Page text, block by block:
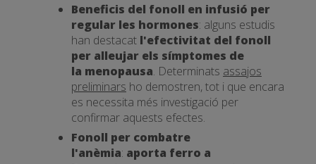
Beneficis del fonoll en infusió per
regular les hormones: alguns estudis
han destacat l'efectivitat del fonoll
per alleujar els símptomes de
la menopausa. Determinats assajos
preliminars ho demostren, tot i que encara
es necessita més investigació per
confirmar aquests efectes.
Fonoll per combatre
l'anèmia: aporta ferro a